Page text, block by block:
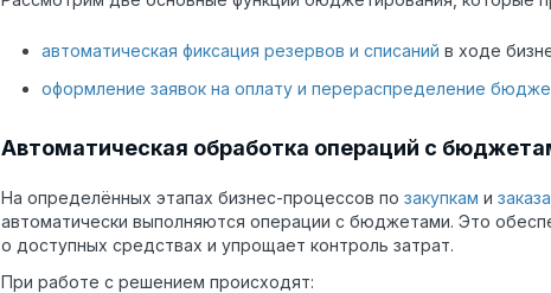
автоматическая фиксация резервов и списаний в ходе
оформление заявок на оплату и перераспределение
Автоматическая обработка операций с
На определённых этапах бизнес-процессов по закупкам и
автоматически выполняются операции с бюджетами. Это
о доступных средствах и упрощает контроль затрат.
При работе с решением происходят: